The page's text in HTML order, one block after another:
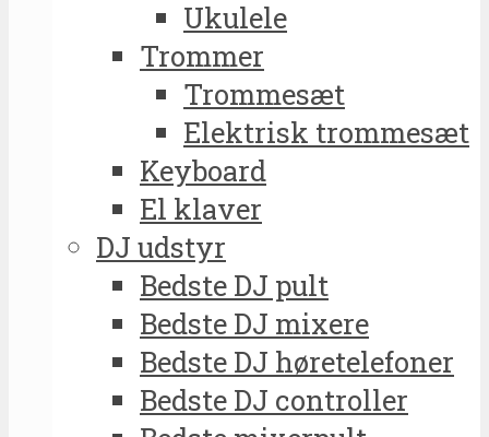
Ukulele
Trommer
Trommesæt
Elektrisk trommesæt
Keyboard
El klaver
DJ udstyr
Bedste DJ pult
Bedste DJ mixere
Bedste DJ høretelefoner
Bedste DJ controller